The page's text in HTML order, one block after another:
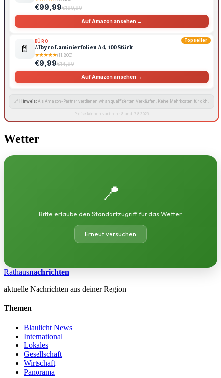
€99,99€199,99
Auf Amazon ansehen →
Topseller
📄
BÜRO
Albyco Laminierfolien A4, 100 Stück
★★★★★(11.800)
€9,99€14,99
Auf Amazon ansehen →
🔗 Hinweis: Als Amazon-Partner verdienen wir an qualifizierten Verkäufen. Keine Mehrkosten für dich.
Preise können variieren · Stand: 7.8.2026
Wetter
📍
Bitte erlaube den Standortzugriff für das Wetter.
Erneut versuchen
Rathausnachrichten
aktuelle Nachrichten aus deiner Region
Themen
Blaulicht News
International
Lokales
Gesellschaft
Wirtschaft
Panorama